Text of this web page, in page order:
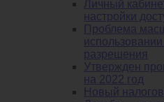
Личный
настройки
Проблема
разрешения
Утвержден
на 2022 год
Новый